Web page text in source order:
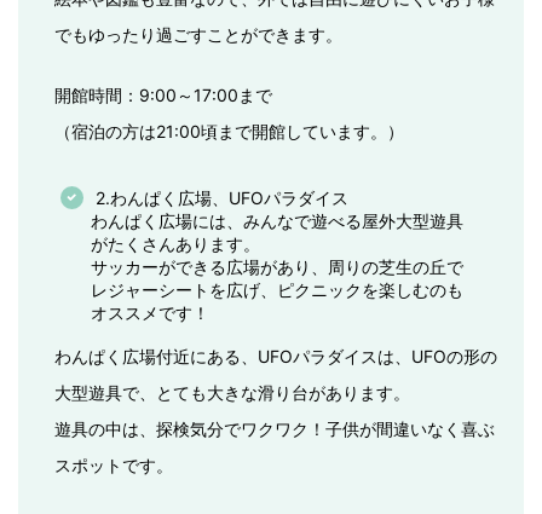
でもゆったり過ごすことができます。
開館時間：9:00～17:00まで
（宿泊の方は21:00頃まで開館しています。）
2.わんぱく広場、UFOパラダイス
わんぱく広場には、みんなで遊べる屋外大型遊具
がたくさんあります。
サッカーができる広場があり、周りの芝生の丘で
レジャーシートを広げ、ピクニックを楽しむのも
オススメです！
わんぱく広場付近にある、UFOパラダイスは、UFOの形の
大型遊具で、とても大きな滑り台があります。
遊具の中は、探検気分でワクワク！子供が間違いなく喜ぶ
スポットです。